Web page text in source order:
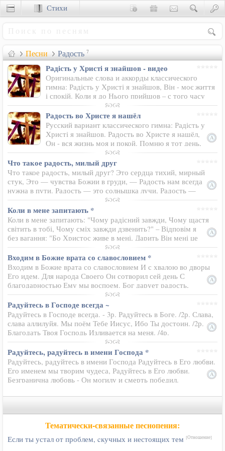
Песни Радость 7
Радiсть у Христi я знайшов - видео
Оригинальные слова и аккорды классического
гимна: Радість у Христі я знайшов, Він - моє життя
і спокій. Коли я до Нього прийшов – с того часу
Батько Він мій.
Радость во Христе я нашёл
Русский вариант классического гимна: Радість у
Христі я знайшов. Радость во Христе я нашёл,
Он - вся жизнь моя и покой. Помню я тот день,
как пришёл с того дня Спаситель Он мой.
Что такое радость, милый друг
Что такое радость, милый друг? Это сердца тихий, мирный
стук, Это — чувства Божии в груди, — Радость нам всегда
нужна в пути. Радость — это солнышка лучи, Радость —
это звездочки в ночи, Радость — это искорки в глазах…
Коли в мене запитають *
Коли в мене запитають: "Чому радісний завжди, Чому щастя
світить в тобі, Чому сміх завжди дзвенить?" – Відповім я
без вагання: "Бо Христос живе в мені, Дарить Він мені це
щастя, тільки Він!" Люблю Ісуса…
Входим в Божие врата со славословием *
Входим в Божие врата со славословием И с хвалою во дворы
Его идем. Для народа Своего Он сотворил сей день С
благодарностью Ему мы воспоем. Бог дарует радость,
Иисус дарует радость - Радуются в Господе сердца. Бог
дарует…
Радуйтесь в Господе всегда ~
Радуйтесь в Господе всегда. - 3р. Радуйтесь в Боге. /2р. Слава,
слава аллилуйя. Мы поём Тебе Иисус, Ибо Ты достоин. /2р.
Благодать Твоя Господь Изливается на меня. /4р.
Радуйтесь, радуйтесь в имени Господа *
Радуйтесь, радуйтесь в имени Господа Радуйтесь в Его любви.
Его именем мы творим чудеса, Радуйтесь в Его любви.
Безгранична любовь - Он могилу и смерть победил.
спросят…
Тематически-связанные песнопения:
Если ты устал от проблем, cкучных и нестоящих тем [Отношение]
Стихи